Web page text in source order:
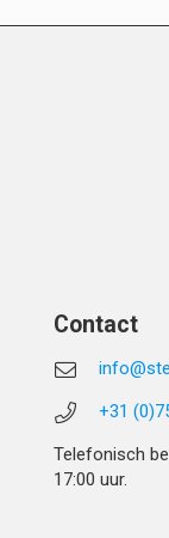
Contact
+31
Telefonisch
17:00 uur.